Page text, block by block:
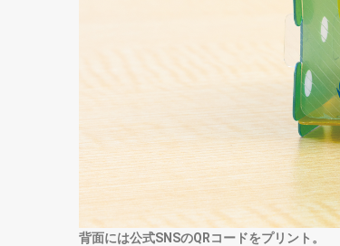
背面には公式SNSのQRコードをプリント。